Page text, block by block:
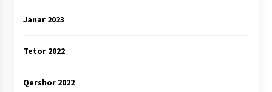
Janar 2023
Tetor 2022
Qershor 2022